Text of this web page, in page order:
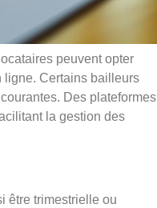
peuvent opter
ligne. Certains bailleurs
Des plateformes
la gestion des
être trimestrielle ou